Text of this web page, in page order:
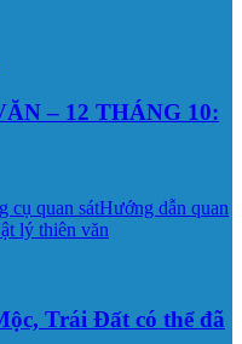
– 12 THÁNG 10:
cụ quan sátHướng dẫn quan
lý thiên văn
Trái Đất có thể đã